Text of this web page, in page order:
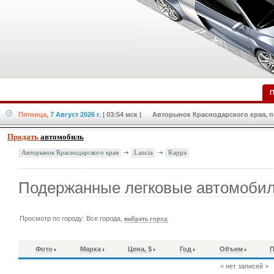
Пятница, 7 Август 2026 г. | 03:54 мск | Авторынок Краснодарского края,
Продать автомобиль
Авторынок Краснодарского края Lancia Kappa
Подержанные легковые
Просмотр по городу: Все города,выбрать город
Фото Марка Цена, $ Год Объем
< нет записей >